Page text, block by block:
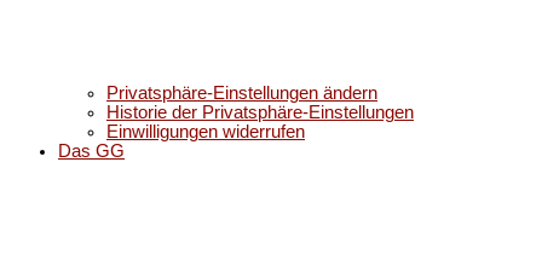
Privatsphäre-Einstellungen ändern
Historie der Privatsphäre-Einstellungen
Einwilligungen widerrufen
Das GG